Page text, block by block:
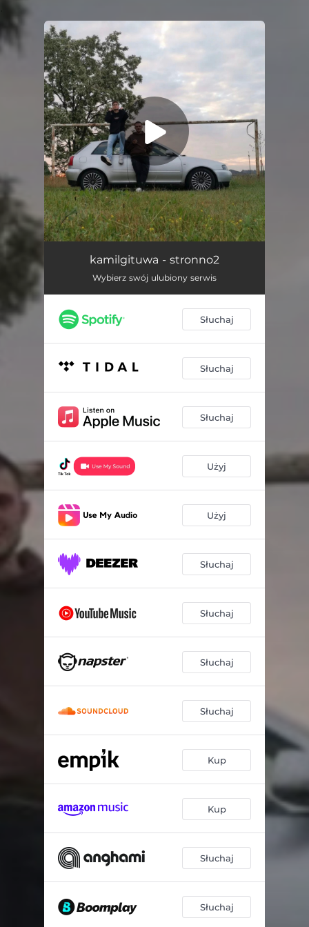
You're all set!
Stronno2kamilgituwa - stronno2
Wybierz swój ulubiony serwis
Słuchaj
Słuchaj
Słuchaj
Użyj
Użyj
Słuchaj
Słuchaj
Słuchaj
Słuchaj
Kup
Kup
Słuchaj
Słuchaj